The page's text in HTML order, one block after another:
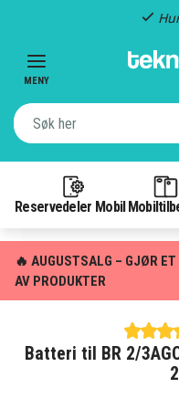
MENY
Reservedeler Mobil
🔥 AUGUSTSALG – GJØR
AV PRODUKTER
Batteri til BR 2/